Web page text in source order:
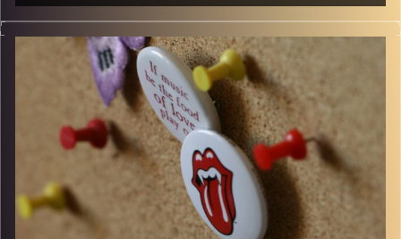
קלאסיקות רוק עם אורן הוף
włodi